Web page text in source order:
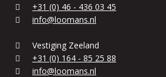
+31 (0) 46 - 436 03 45
info@loomans.nl
Vestiging Zeeland
+31 (0) 164 - 85 25 88
info@loomans.nl